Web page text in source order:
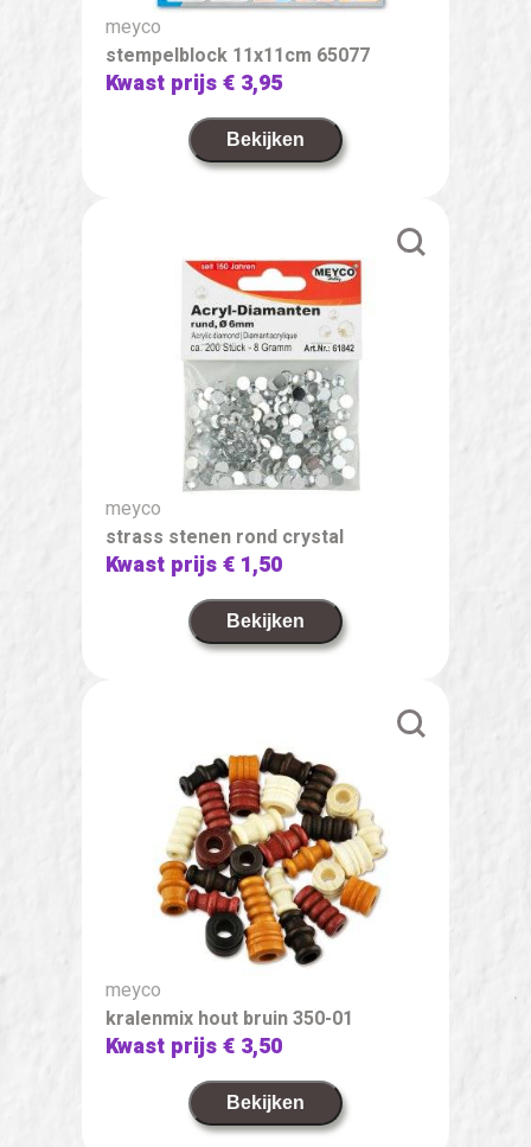
meyco
stempelblock 11x11cm 65077
Kwast prijs€ 3,95
Bekijken
meyco
strass stenen rond crystal
Kwast prijs€ 1,50
Bekijken
meyco
kralenmix hout bruin 350-01
Kwast prijs€ 3,50
Bekijken